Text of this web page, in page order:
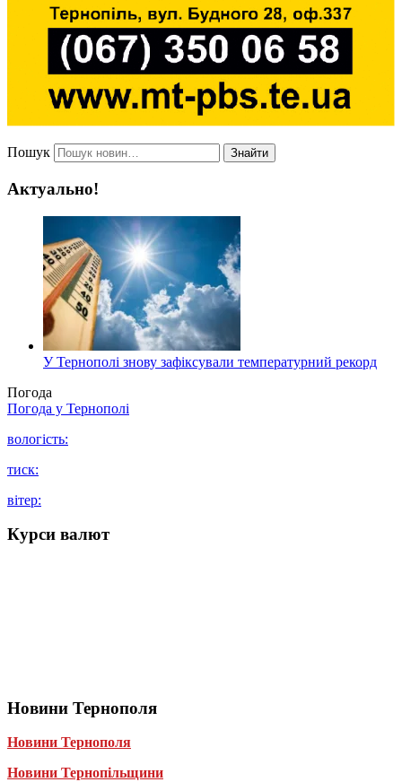
Пошук Знайти
Актуально!
У Тернополі знову зафіксували температурний рекорд
Погода
Погода у Тернополі
вологість:
тиск:
вітер:
Курси валют
Новини Тернополя
Новини Тернополя
Новини Тернопільщини